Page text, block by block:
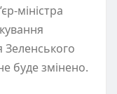
міністра
Зеленського
буде змінено.